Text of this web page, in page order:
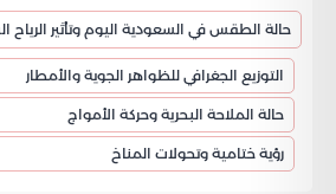
حالة الطقس في السعودية اليوم وتأثير الرياح
التوزيع الجغرافي للظواهر الجوية والأمطار
حالة الملاحة البحرية وحركة الأمواج
رؤية ختامية وتحولات المناخ